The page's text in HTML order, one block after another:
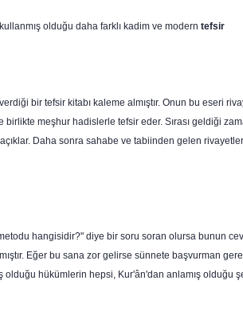
olduğu daha farklı kadim ve modern tefsir
bir tefsir kitabı kaleme almıştır. Onun bu eseri
meşhur ha­dislerle tefsir eder. Sırası geldiği
Daha sonra sahabe ve tabiinden ge­len
hangisidir?" diye bir soru soran olursa bunun
Eğer bu sana zor gelirse sünnete başvurman
olduğu hükümlerin hepsi, Kur'ân'dan anlamış olduğu